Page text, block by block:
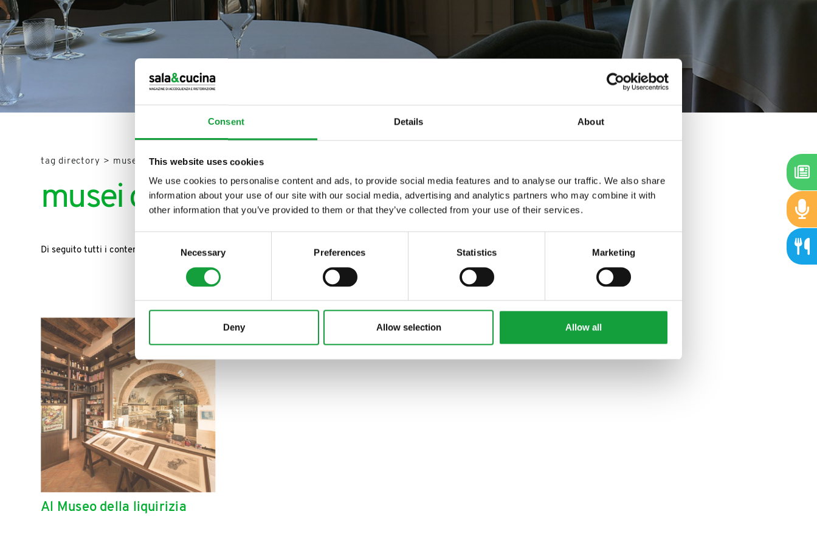
Consent Details About
This website uses cookies
We use cookies to personalise content and ads, to provide social media features and to analyse our traffic. We also share
information about your use of our site with our social media, advertising and analytics partners who may combine it with
other information that you’ve provided to them or that they’ve collected from your use of their services.
Necessary Preferences Statistics Marketing
Deny Allow selection Allow all
tag directory > musei gastronomici
musei gastronomici
Di seguito tutti i contenuti taggati con: musei gastronomici
ARTICOLI, ARTICOLI
Al Museo della liquirizia
ISCRIVITI ALLA
NEWSLETTER
Resta aggiornato su tutte le ultime novita nel